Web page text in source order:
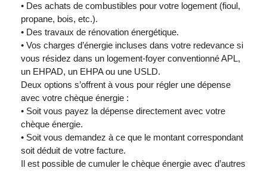
• Des achats de combustibles pour votre logement (fioul,
propane, bois, etc.).
• Des travaux de rénovation énergétique.
• Vos charges d’énergie incluses dans votre redevance si
vous résidez dans un logement-foyer conventionné APL,
un EHPAD, un EHPA ou une USLD.
Deux options s’offrent à vous pour régler une dépense
avec votre chèque énergie :
• Soit vous payez la dépense directement avec votre
chèque énergie.
• Soit vous demandez à ce que le montant correspondant
soit déduit de votre facture.
Il est possible de cumuler le chèque énergie avec d’autres